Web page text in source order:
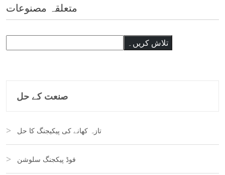
متعلقہ مصنوعات
تلاش کریں۔
صنعت کے حل
تازہ کھانے کی پیکیجنگ کا حل
فوڈ پیکجنگ سلوشن